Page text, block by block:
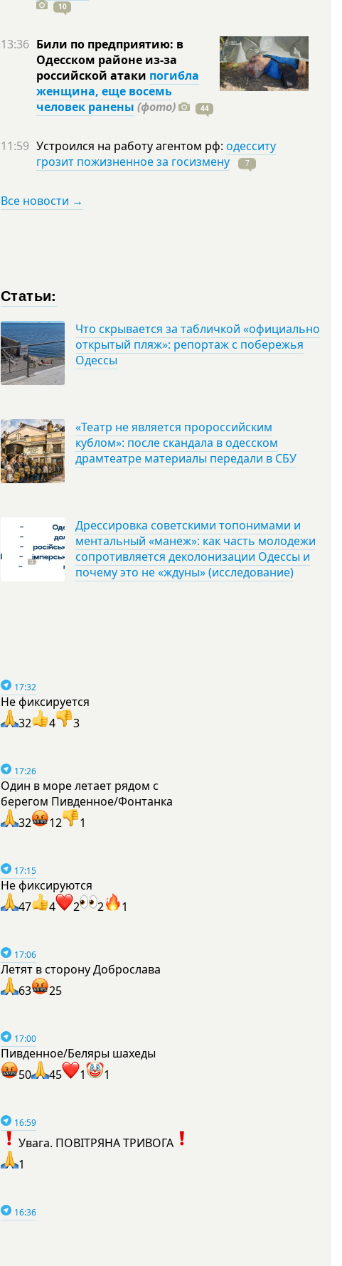
10
13:36 Били по предприятию: в
Одесском районе из-за
российской атаки погибла
женщина, еще восемь
человек ранены (фото) 44
11:59 Устроился на работу агентом рф: одесситу
грозит пожизненное за госизмену
7
Все новости →
Статьи:
Что скрывается за табличкой «официально
открытый пляж»: репортаж с побережья
Одессы
«Театр не является пророссийским
кублом»: после скандала в одесском
драмтеатре материалы передали в СБУ
Дрессировка советскими топонимами и
ментальный «манеж»: как часть молодежи
сопротивляется деколонизации Одессы и
почему это не «ждуны» (исследование)
17:32
Не фиксируется
32
4 3
17:26
Один в море летает рядом с
берегом Пивденное/Фонтанка
32
12 1
17:15
Не фиксируются
47
4 2 2 1
17:06
Летят в сторону Доброслава
63
25
17:00
Пивденное/Беляры шахеды
50
45 1 1
16:59
Увага. ПОВІТРЯНА ТРИВОГА
1
16:36